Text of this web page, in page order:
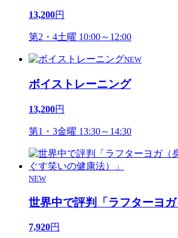
13,200円
第2・4土曜 10:00～12:00
NEW
ボイストレーニング
13,200円
第1・3金曜 13:30～14:30
NEW
世界中で評判「ラフターヨ
7,920円